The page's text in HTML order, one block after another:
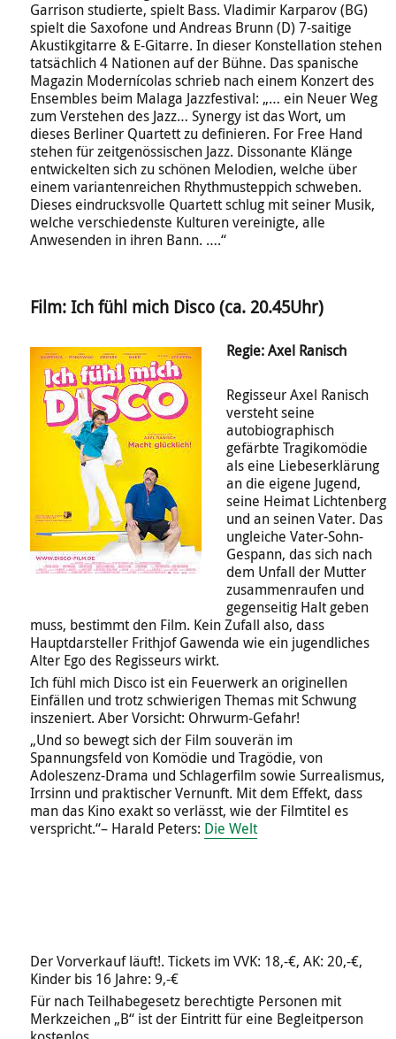
Garrison studierte, spielt Bass. Vladimir Karparov (BG)
spielt die Saxofone und Andreas Brunn (D) 7-saitige
Akustikgitarre & E-Gitarre. In dieser Konstellation stehen
tatsächlich 4 Nationen auf der Bühne. Das spanische
Magazin Modernícolas schrieb nach einem Konzert des
Ensembles beim Malaga Jazzfestival: „… ein Neuer Weg
zum Verstehen des Jazz… Synergy ist das Wort, um
dieses Berliner Quartett zu definieren. For Free Hand
stehen für zeitgenössischen Jazz. Dissonante Klänge
entwickelten sich zu schönen Melodien, welche über
einem variantenreichen Rhythmusteppich schweben.
Dieses eindrucksvolle Quartett schlug mit seiner Musik,
welche verschiedenste Kulturen vereinigte, alle
Anwesenden in ihren Bann. ….“
Film: Ich fühl mich Disco (ca. 20.45Uhr)
Regie: Axel Ranisch
Regisseur Axel Ranisch
versteht seine
autobiographisch
gefärbte Tragikomödie
als eine Liebeserklärung
an die eigene Jugend,
seine Heimat Lichtenberg
und an seinen Vater. Das
ungleiche Vater-Sohn-
Gespann, das sich nach
dem Unfall der Mutter
zusammenraufen und
gegenseitig Halt geben
muss, bestimmt den Film. Kein Zufall also, dass
Hauptdarsteller Frithjof Gawenda wie ein jugendliches
Alter Ego des Regisseurs wirkt.
Ich fühl mich Disco ist ein Feuerwerk an originellen
Einfällen und trotz schwierigen Themas mit Schwung
inszeniert. Aber Vorsicht: Ohrwurm-Gefahr!
„Und so bewegt sich der Film souverän im
Spannungsfeld von Komödie und Tragödie, von
Adoleszenz-Drama und Schlagerfilm sowie Surrealismus,
Irrsinn und praktischer Vernunft. Mit dem Effekt, dass
man das Kino exakt so verlässt, wie der Filmtitel es
verspricht.“– Harald Peters: Die Welt
Der Vorverkauf läuft!. Tickets im VVK: 18,-€, AK: 20,-€,
Kinder bis 16 Jahre: 9,-€
Für nach Teilhabegesetz berechtigte Personen mit
Merkzeichen „B“ ist der Eintritt für eine Begleitperson